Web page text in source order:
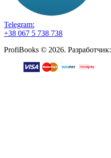
Telegram:
+38 067 5 738 738
ProfiBooks © 2026. Разработчик: